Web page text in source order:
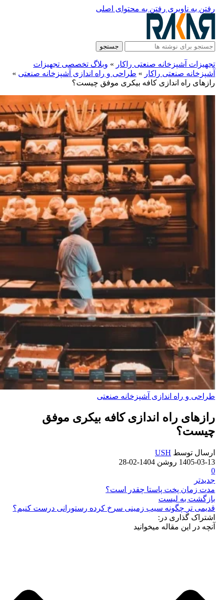
رفتن به ناوبری رفتن به محتوای اصلی
جستجو
تجهیزات آشپزخانه صنعتی راکار » وبلاگ تخصصی تجهیزات
آشپزخانه صنعتی راکار » طراحی و راه‌ اندازی آشپزخانه صنعتی »
رازهای راه اندازی کافه بیکری موفق چیست؟
طراحی و راه‌ اندازی آشپزخانه صنعتی
رازهای راه اندازی کافه بیکری موفق
چیست؟
ارسال توسط USH
1405-03-13 روشن 1404-02-28
0
جدیدتر
مدت زمان پخت پاستا چقدر است؟
بازگشت به لیست
قدیمی تر چگونه سیب زمینی سرخ کرده رستورانی درست کنیم؟
اشتراک گذاری در:
آنچه در این مقاله میخوانید